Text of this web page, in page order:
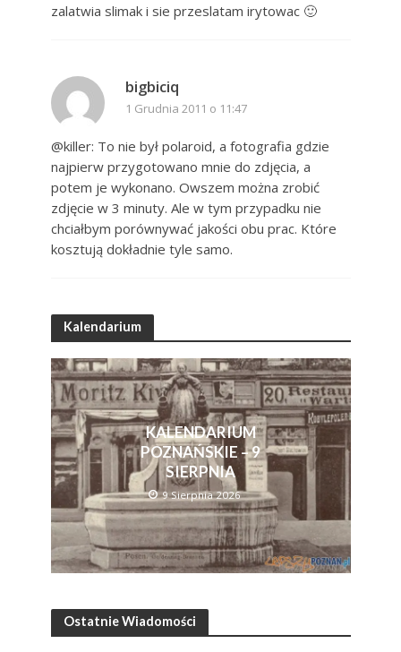
zalatwia slimak i sie przeslatam irytowac 🙂
bigbiciq
1 Grudnia 2011 o 11:47
@killer: To nie był polaroid, a fotografia gdzie
najpierw przygotowano mnie do zdjęcia, a
potem je wykonano. Owszem można zrobić
zdjęcie w 3 minuty. Ale w tym przypadku nie
chciałbym porównywać jakości obu prac. Które
kosztują dokładnie tyle samo.
Kalendarium
KALENDARIUM
POZNAŃSKIE – 9
SIERPNIA
9 Sierpnia 2026
Ostatnie Wiadomości